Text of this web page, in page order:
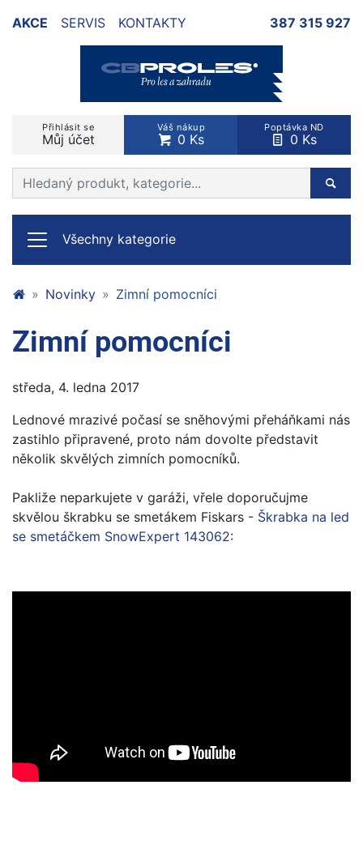
AKCE SERVIS KONTAKTY 387 315 927
Přihlásit se
Můj účet
Váš nákup
0 Ks
Poptávka ND
0 Ks
Prohledat web
Všechny kategorie
Novinky Zimní pomocníci
Zimní pomocníci
středa, 4. ledna 2017
Lednové mrazivé počasí se sněhovými přeháňkami nás
zastihlo připravené, proto nám dovolte představit
několik skvělých zimních pomocníků.
Pakliže neparkujete v garáži, vřele doporučujme
skvělou škrabku se smetákem Fiskars - Škrabka na led
se smetáčkem SnowExpert 143062: